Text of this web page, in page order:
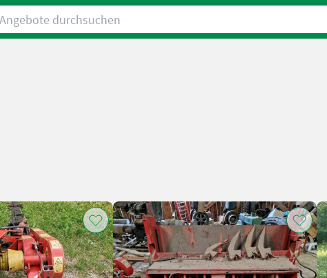
durchsuchen